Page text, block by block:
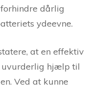
dårlig
ydeevne.
at en effektiv
hjælp til
Ved at kunne